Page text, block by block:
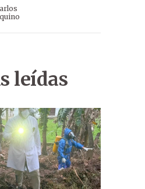
leídas